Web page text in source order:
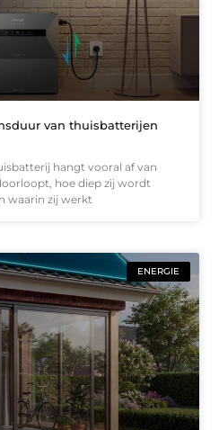
van thuisbatterijen
hangt vooral af van
hoe diep zij wordt
waarin zij werkt
ENERGIE